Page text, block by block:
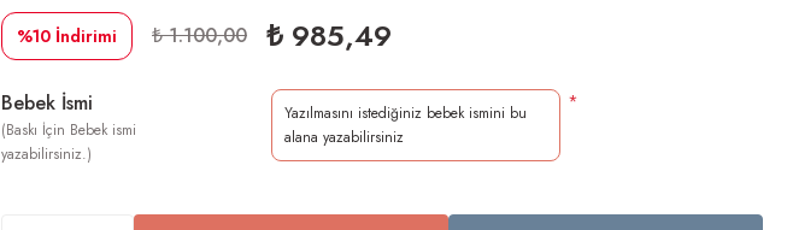
%10 İndirimi ₺ 1.100,00 ₺ 985,49
Bebek İsmi *